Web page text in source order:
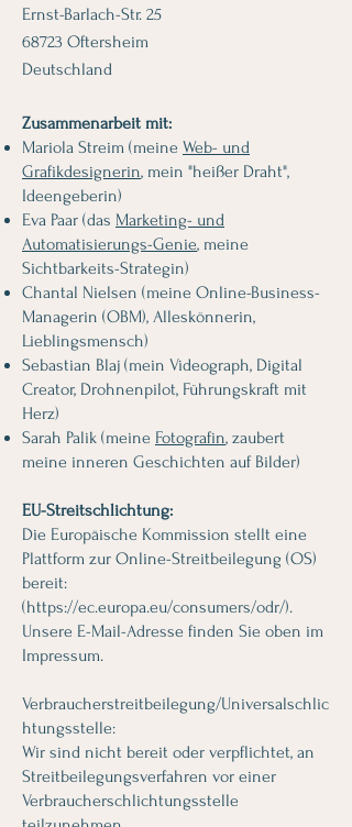
Ernst-Barlach-Str. 25
68723 Oftersheim
Deutschland
Zusammenarbeit mit:
Mariola Streim (meine Web- und
Grafikdesignerin, mein "heißer Draht",
Ideengeberin)
Eva Paar (das Marketing- und
Automatisierungs-Genie, meine
Sichtbarkeits-Strategin)
Chantal Nielsen (meine Online-Business-
Managerin (OBM), Alleskönnerin,
Lieblingsmensch)
Sebastian Blaj (mein Videograph, Digital
Creator, Drohnenpilot, Führungskraft mit
Herz)
Sarah Palik (meine Fotografin, zaubert
meine inneren Geschichten auf Bilder)
EU-Streitschlichtung:
Die Europäische Kommission stellt eine
Plattform zur Online-Streitbeilegung (OS)
bereit:
(https://ec.europa.eu/consumers/odr/).
Unsere E-Mail-Adresse finden Sie oben im
Impressum.
Verbraucherstreitbeilegung/Universalschlic
htungsstelle:
Wir sind nicht bereit oder verpflichtet, an
Streitbeilegungsverfahren vor einer
Verbraucherschlichtungsstelle